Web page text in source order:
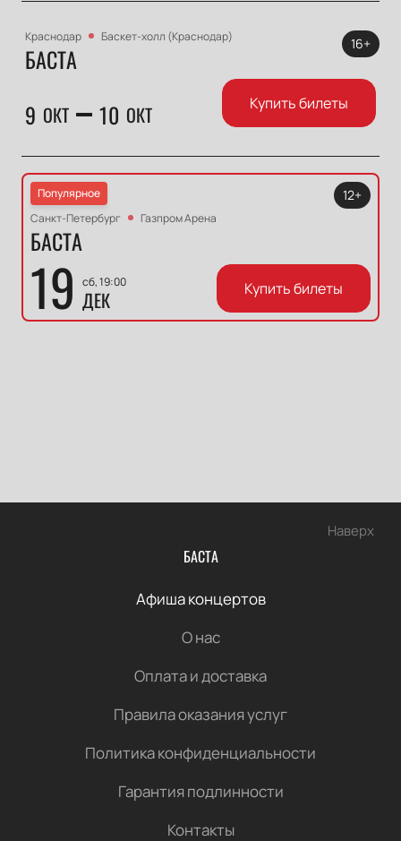
Краснодар Баскет-холл (Краснодар)
БАСТА
9 ОКТ 10 ОКТ
16+
Купить билеты
Популярное
Санкт-Петербург
Газпром Арена
БАСТА
19 сб, 19:00
ДЕК
12+
Купить билеты
Наверх
БАСТА
Афиша концертов
О нас
Оплата и доставка
Правила оказания услуг
Политика конфиденциальности
Гарантия подлинности
Контакты